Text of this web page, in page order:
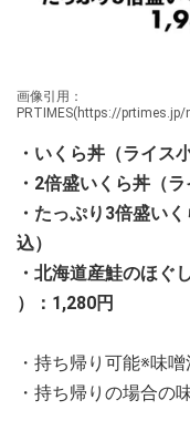
画像引用：
PRTIMES(https://
・いくら丼（ライス
・2倍盛いくら丼（
・たっぷり3倍盛い
込）
・北海道産鮭のほ
）：1,280円
・持ち帰り可能※味噌
・持ち帰りの場合の